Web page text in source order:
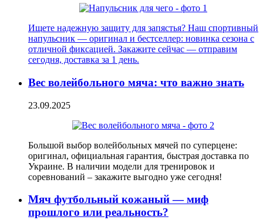
Ищете надежную защиту для запястья? Наш спортивный
напульсник — оригинал и бестселлер: новинка сезона с
отличной фиксацией. Закажите сейчас — отправим
сегодня, доставка за 1 день.
Вес волейбольного мяча: что важно знать
23.09.2025
Большой выбор волейбольных мячей по суперцене:
оригинал, официальная гарантия, быстрая доставка по
Украине. В наличии модели для тренировок и
соревнований – закажите выгодно уже сегодня!
Мяч футбольный кожаный — миф
прошлого или реальность?